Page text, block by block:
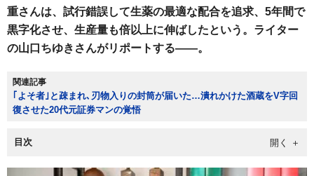
重さんは、試行錯誤して生薬の最適な配合を追求、5年間で
黒字化させ、生産量も倍以上に伸ばしたという。ライター
の山口ちゆきさんがリポートする――。
関連記事
｢よそ者｣と疎まれ､刃物入りの封筒が届いた…潰れかけた酒蔵をV字回
復させた20代元証券マンの覚悟
目次